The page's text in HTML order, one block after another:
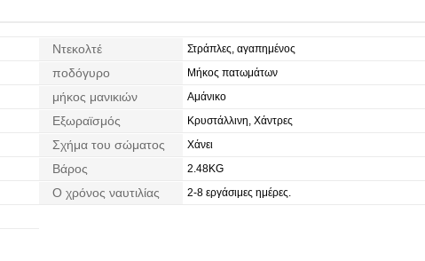
Ντεκολτέ Στράπλες, αγαπημένος
ποδόγυρο Μήκος πατωμάτων
μήκος μανικιών Αμάνικο
Εξωραϊσμός Κρυστάλλινη, Χάντρες
Σχήμα του σώματος Χάνει
Βάρος 2.48KG
Ο χρόνος ναυτιλίας 2-8 εργάσιμες ημέρες.